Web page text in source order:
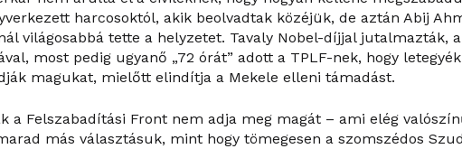
harcosoktól, akik beolvadtak közéjük, de aztán Abij
világosabbá tette a helyzetet. Tavaly Nobel-díjjal jutalmazták,
most pedig ugyanő „72 órát” adott a TPLF-nek, hogy
magukat, mielőtt elindítja a Mekele elleni támadást.
a Felszabadítási Front nem adja meg magát – ami elég
más választásuk, mint hogy tömegesen a szomszédos